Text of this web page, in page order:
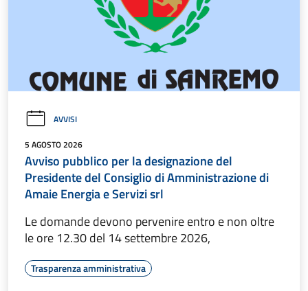
AVVISI
5 AGOSTO 2026
Avviso pubblico per la designazione del
Presidente del Consiglio di Amministrazione di
Amaie Energia e Servizi srl
Le domande devono pervenire entro e non oltre
le ore 12.30 del 14 settembre 2026,
Trasparenza amministrativa